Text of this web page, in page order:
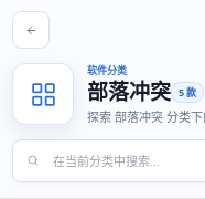
软件分类
部落冲突 5 款
探索 部落冲突 分类